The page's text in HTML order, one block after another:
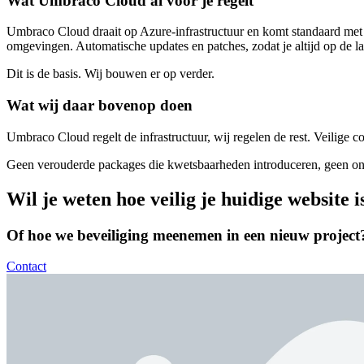
Umbraco Cloud draait op Azure-infrastructuur en komt standaard
omgevingen. Automatische updates en patches, zodat je altijd op
Dit is de basis. Wij bouwen er op verder.
Wat wij daar bovenop doen
Umbraco Cloud regelt de infrastructuur, wij regelen de rest. Veilige
Geen verouderde packages die kwetsbaarheden introduceren, geen
Wil je weten hoe veilig je huidige website
Of hoe we beveiliging meenemen in een nieuw
Contact